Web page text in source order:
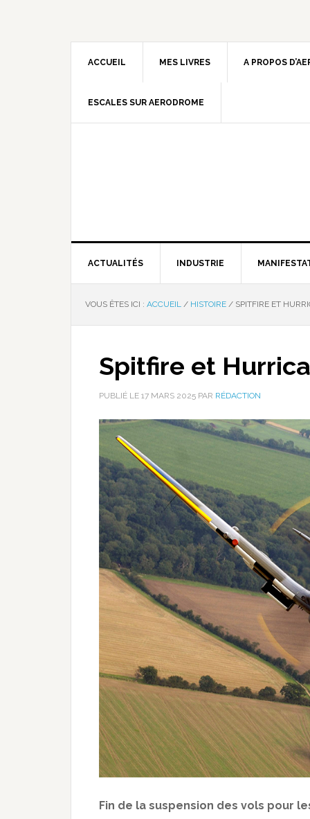
ACCUEIL MES LIVRES A PROPOS
ESCALES SUR AERODROME
ACTUALITÉS INDUSTRIE
VOUS ÊTES ICI : ACCUEIL / HISTOIRE / SPITFIRE ET
Spitfire et
PUBLIÉ LE 17 MARS 2025 PAR RÉDACTION
Fin de la suspension des vols pour